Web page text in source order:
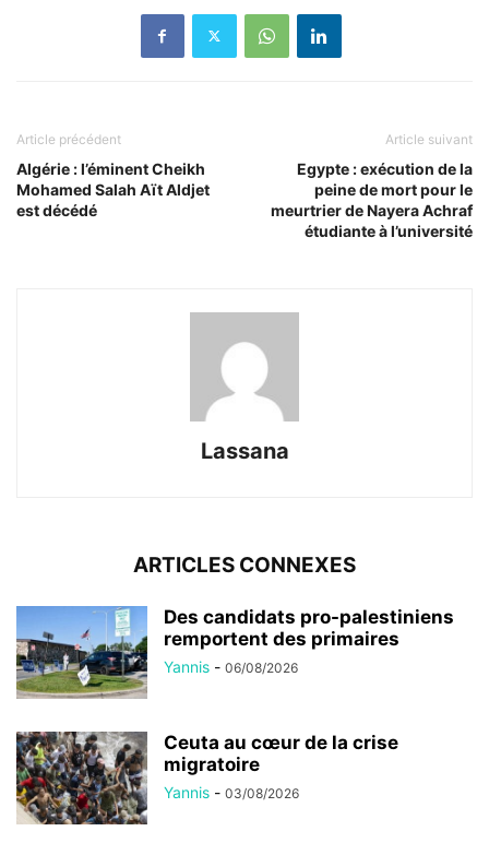
Article précédent
Algérie : l’éminent Cheikh
Mohamed Salah Aït Aldjet
est décédé
Article suivant
Egypte : exécution de la
peine de mort pour le
meurtrier de Nayera Achraf
étudiante à l’université
Lassana
ARTICLES CONNEXES
Des candidats pro-palestiniens
remportent des primaires
Yannis - 06/08/2026
Ceuta au cœur de la crise
migratoire
Yannis - 03/08/2026